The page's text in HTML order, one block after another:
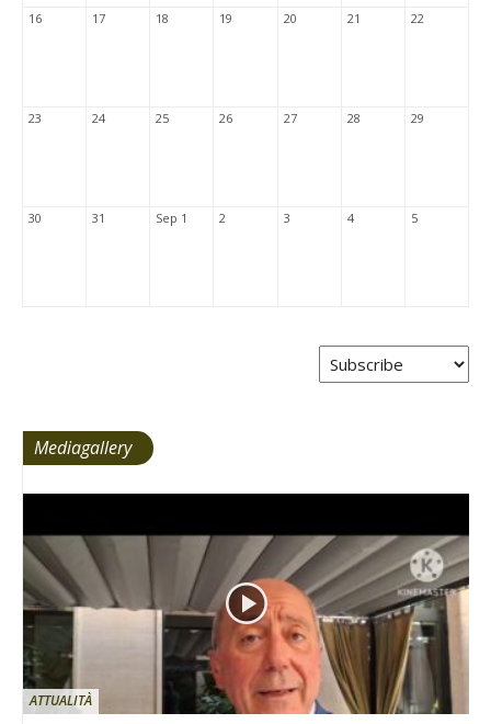
16 17 18 19 20 21 22
23 24 25 26 27 28 29
30 31 Sep 1 2 3 4 5
Mediagallery
ATTUALITÀ